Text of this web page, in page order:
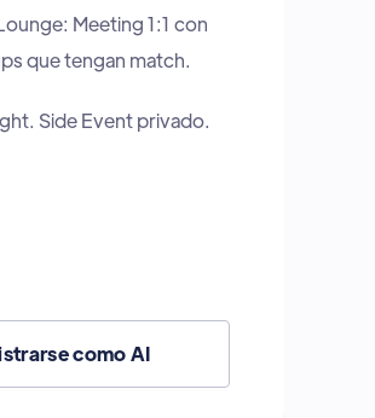
dar y recibir Talleres y
como Startup